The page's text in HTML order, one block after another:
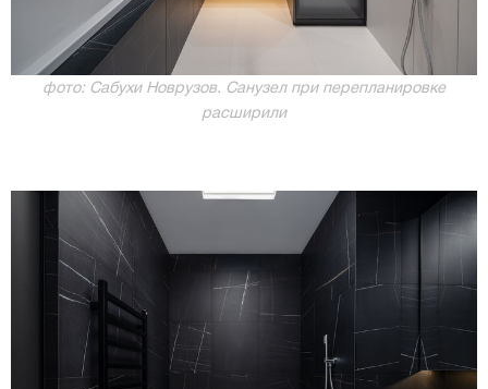
фото: Сабухи Новрузов. Санузел при перепланировке
расширили